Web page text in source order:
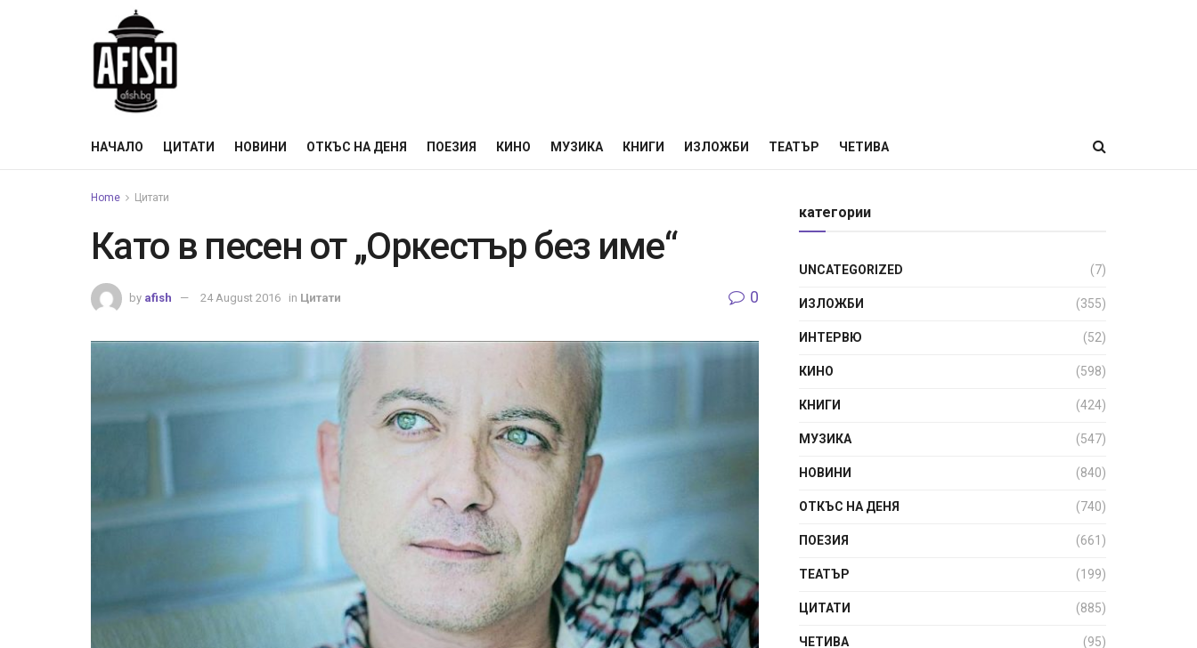
НАЧАЛО ЦИТАТИ НОВИНИ ОТКЪС НА ДЕНЯ ПОЕЗИЯ КИНО МУЗИКА КНИГИ ИЗЛОЖБИ ТЕАТЪР ЧЕТИВА
Home Цитати
Като в песен от „Оркестър без име“
by afish 24 August 2016 in Цитати 0
категории
UNCATEGORIZED (7)
ИЗЛОЖБИ (355)
ИНТЕРВЮ (52)
КИНО (598)
КНИГИ (424)
МУЗИКА (547)
НОВИНИ (840)
ОТКЪС НА ДЕНЯ (740)
ПОЕЗИЯ (661)
ТЕАТЪР (199)
ЦИТАТИ (885)
ЧЕТИВА (95)